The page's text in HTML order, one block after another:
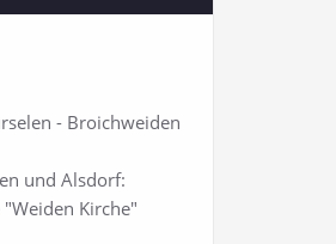
- Broichweiden
und Alsdorf:
Kirche"